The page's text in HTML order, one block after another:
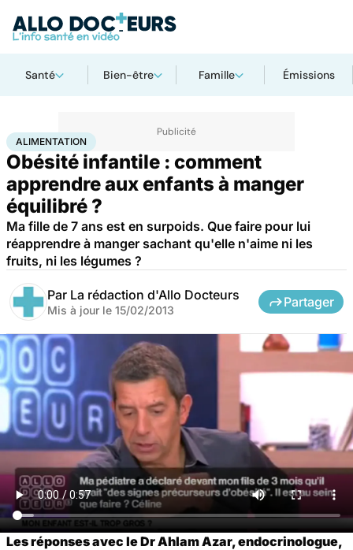
Santé Bien-être Famille Émissions
AccueilSantéMaladies Alimentation
ALIMENTATION
Obésité infantile : comment
apprendre aux enfants à manger
équilibré ?
Ma fille de 7 ans est en surpoids. Que faire pour lui
réapprendre à manger sachant qu'elle n'aime ni les
fruits, ni les légumes ?
Par La rédaction d'Allo Docteurs
Mis à jour le 15/02/2013
Partager
Les réponses avec le Dr Ahlam Azar, endocrinologue,